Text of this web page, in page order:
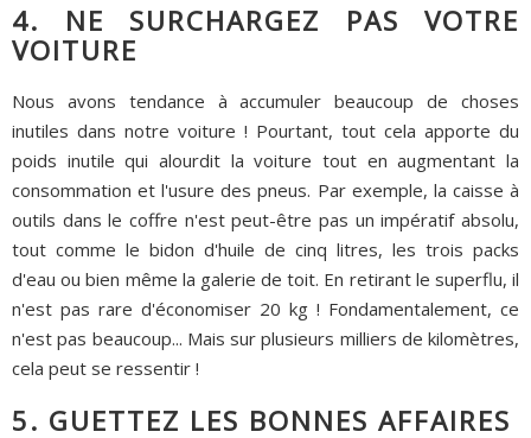
4. NE SURCHARGEZ PAS VOTRE
VOITURE
Nous avons tendance à accumuler beaucoup de choses
inutiles dans notre voiture ! Pourtant, tout cela apporte du
poids inutile qui alourdit la voiture tout en augmentant la
consommation et l'usure des pneus. Par exemple, la caisse à
outils dans le coffre n'est peut-être pas un impératif absolu,
tout comme le bidon d'huile de cinq litres, les trois packs
d'eau ou bien même la galerie de toit. En retirant le superflu, il
n'est pas rare d'économiser 20 kg ! Fondamentalement, ce
n'est pas beaucoup... Mais sur plusieurs milliers de kilomètres,
cela peut se ressentir !
5. GUETTEZ LES BONNES AFFAIRES